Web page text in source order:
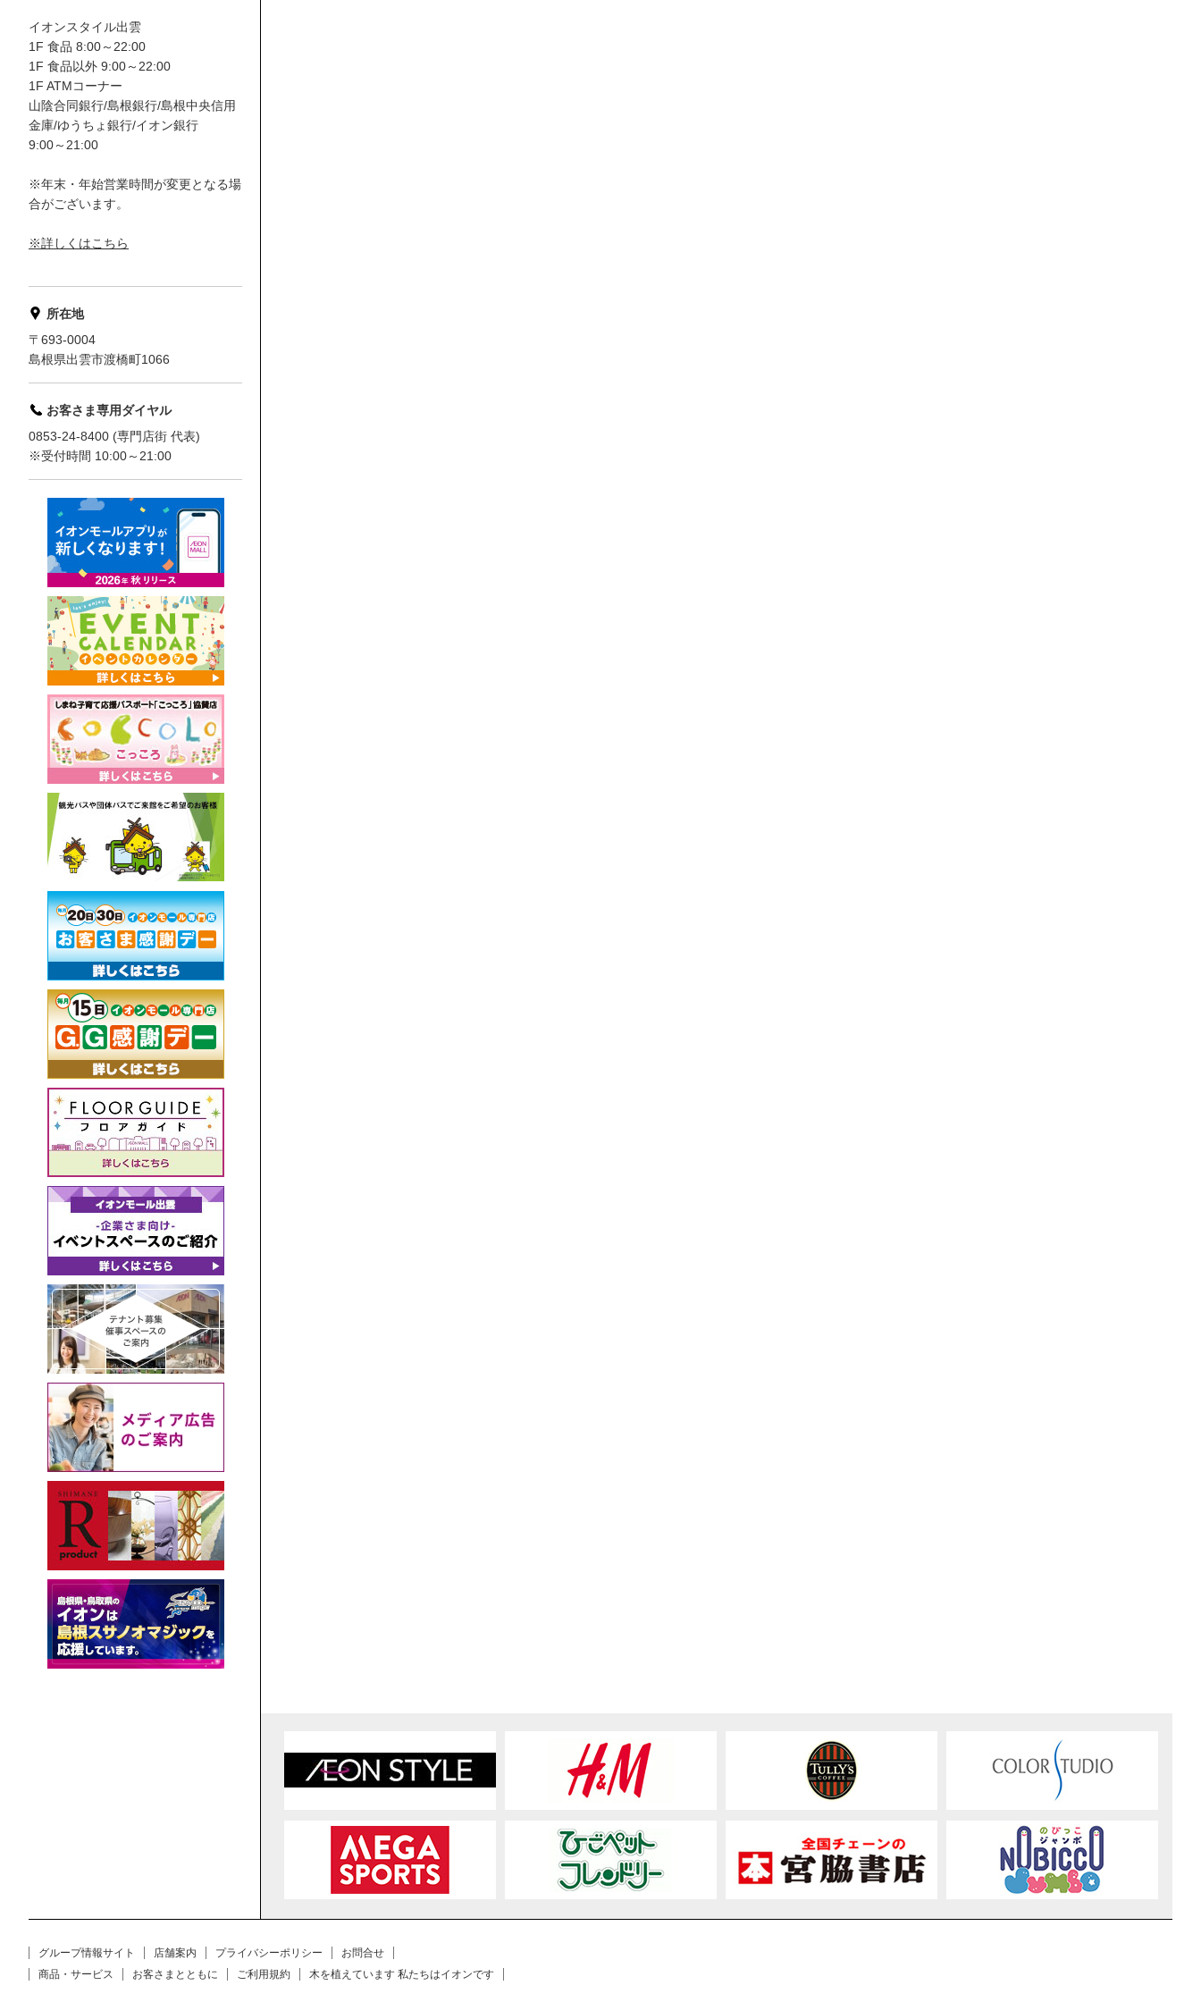
イオンスタイル出雲
1F 食品 8:00～22:00
1F 食品以外 9:00～22:00
1F ATMコーナー
山陰合同銀行/島根銀行/島根中央信用
金庫/ゆうちょ銀行/イオン銀行
9:00～21:00
※年末・年始営業時間が変更となる場
合がございます。
※詳しくはこちら
所在地
〒693-0004
島根県出雲市渡橋町1066
お客さま専用ダイヤル
0853-24-8400 (専門店街 代表)
※受付時間 10:00～21:00
グループ情報サイト 店舗案内 プライバシーポリシー
お問合せ
商品・サービス
お客さまとともに ご利用規約 木を植えています 私たちはイオンです